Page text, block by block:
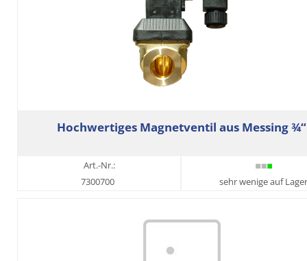
Hochwertiges Magnetventil aus Messing ¾“
Art.-Nr.:
7300700
sehr wenige auf Lager